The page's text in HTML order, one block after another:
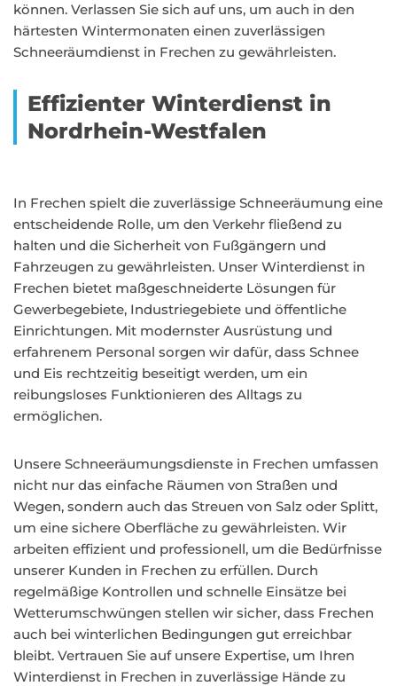
können. Verlassen Sie sich auf uns, um auch in den
härtesten Wintermonaten einen zuverlässigen
Schneeräumdienst in Frechen zu gewährleisten.
Effizienter Winterdienst in
Nordrhein-Westfalen
In Frechen spielt die zuverlässige Schneeräumung eine
entscheidende Rolle, um den Verkehr fließend zu
halten und die Sicherheit von Fußgängern und
Fahrzeugen zu gewährleisten. Unser Winterdienst in
Frechen bietet maßgeschneiderte Lösungen für
Gewerbegebiete, Industriegebiete und öffentliche
Einrichtungen. Mit modernster Ausrüstung und
erfahrenem Personal sorgen wir dafür, dass Schnee
und Eis rechtzeitig beseitigt werden, um ein
reibungsloses Funktionieren des Alltags zu
ermöglichen.
Unsere Schneeräumungsdienste in Frechen umfassen
nicht nur das einfache Räumen von Straßen und
Wegen, sondern auch das Streuen von Salz oder Splitt,
um eine sichere Oberfläche zu gewährleisten. Wir
arbeiten effizient und professionell, um die Bedürfnisse
unserer Kunden in Frechen zu erfüllen. Durch
regelmäßige Kontrollen und schnelle Einsätze bei
Wetterumschwüngen stellen wir sicher, dass Frechen
auch bei winterlichen Bedingungen gut erreichbar
bleibt. Vertrauen Sie auf unsere Expertise, um Ihren
Winterdienst in Frechen in zuverlässige Hände zu